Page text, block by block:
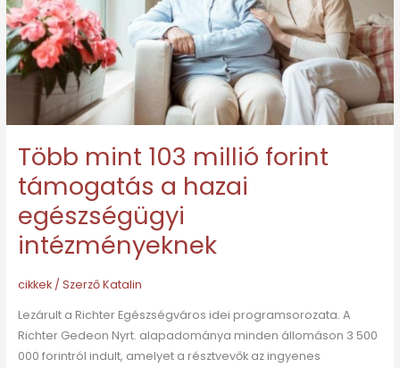
Több mint 103 millió forint
támogatás a hazai
egészségügyi
intézményeknek
cikkek/ SzerzőKatalin
Lezárult a Richter Egészségváros idei programsorozata. A
Richter Gedeon Nyrt. alapadománya minden állomáson 3 500
000 forintról indult, amelyet a résztvevők az ingyenes
támogatás
a
hazai
egészségügyi
intézményeknek